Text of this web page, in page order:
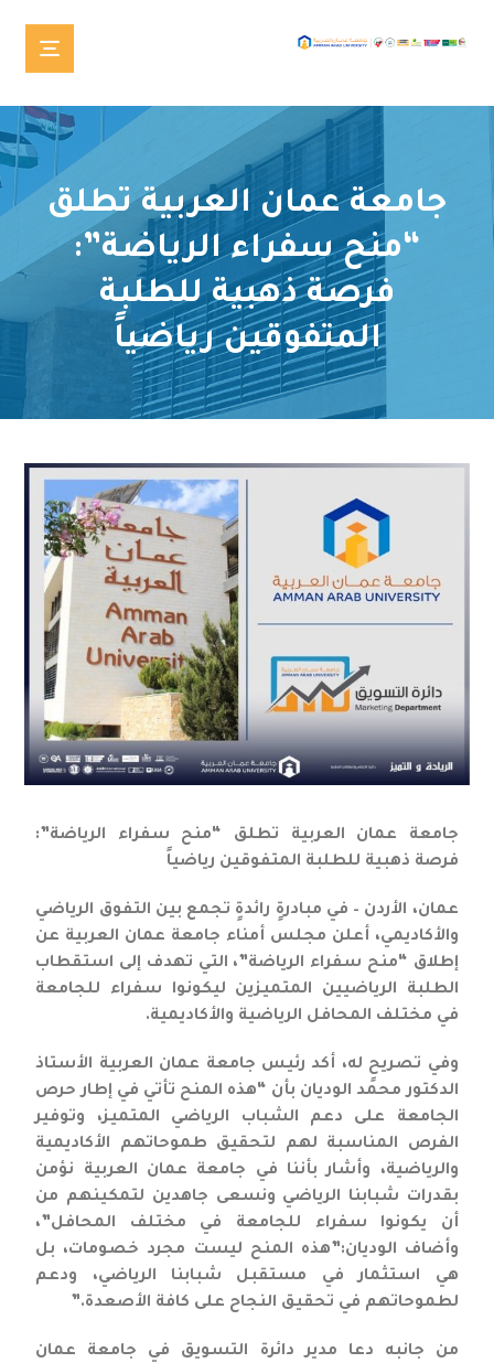
جامعة عمان العربية تطلق
“منح سفراء الرياضة”:
فرصة ذهبية للطلبة
المتفوقين رياضياً
جامعة عمان العربية تطلق “منح سفراء الرياضة”:
فرصة ذهبية للطلبة المتفوقين رياضياً
عمان، الأردن – في مبادرةٍ رائدةٍ تجمع بين التفوق الرياضي
والأكاديمي، أعلن مجلس أمناء جامعة عمان العربية عن
إطلاق “منح سفراء الرياضة”، التي تهدف إلى استقطاب
الطلبة الرياضيين المتميزين ليكونوا سفراء للجامعة
في مختلف المحافل الرياضية والأكاديمية.
وفي تصريحٍ له، أكد رئيس جامعة عمان العربية الأستاذ
الدكتور محمد الوديان بأن “هذه المنح تأتي في إطار حرص
الجامعة على دعم الشباب الرياضي المتميز، وتوفير
الفرص المناسبة لهم لتحقيق طموحاتهم الأكاديمية
والرياضية، وأشار بأننا في جامعة عمان العربية نؤمن
بقدرات شبابنا الرياضي ونسعى جاهدين لتمكينهم من
أن يكونوا سفراء للجامعة في مختلف المحافل”،
وأضاف الوديان:”هذه المنح ليست مجرد خصومات، بل
هي استثمار في مستقبل شبابنا الرياضي، ودعم
لطموحاتهم في تحقيق النجاح على كافة الأصعدة.”
من جانبه دعا مدير دائرة التسويق في جامعة عمان